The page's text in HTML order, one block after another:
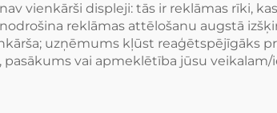
vienkārši displeji: tās ir reklāmas rīki,
reklāmas attēlošanu augstā
uzņēmums kļūst reaģētspējīgāks
vai apmeklētība jūsu